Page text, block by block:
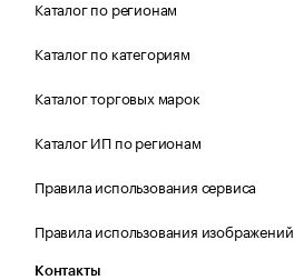
Каталог по регионам
Каталог по категориям
Каталог торговых марок
Каталог ИП по регионам
Правила использования сервиса
Правила использования изображений
Контакты